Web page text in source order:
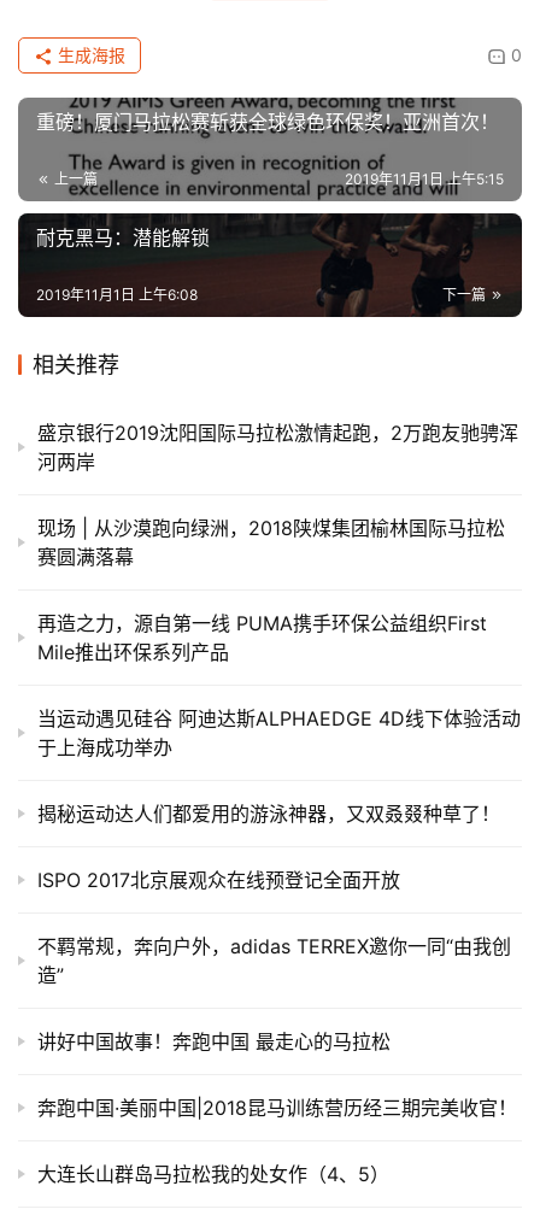
0
生成海报
重磅！厦门马拉松赛斩获全球绿色环保奖！亚洲首次！
上一篇 2019年11月1日 上午5:15
耐克黑马：潜能解锁
下一篇
2019年11月1日 上午6:08
相关推荐
盛京银行2019沈阳国际马拉松激情起跑，2万跑友驰骋浑
河两岸
现场 | 从沙漠跑向绿洲，2018陕煤集团榆林国际马拉松
赛圆满落幕
再造之力，源自第一线 PUMA携手环保公益组织First
Mile推出环保系列产品
当运动遇见硅谷 阿迪达斯ALPHAEDGE 4D线下体验活动
于上海成功举办
揭秘运动达人们都爱用的游泳神器，又双叒叕种草了！
ISPO 2017北京展观众在线预登记全面开放
不羁常规，奔向户外，adidas TERREX邀你一同“由我创
造”
讲好中国故事！奔跑中国 最走心的马拉松
奔跑中国·美丽中国|2018昆马训练营历经三期完美收官！
大连长山群岛马拉松我的处女作（4、5）